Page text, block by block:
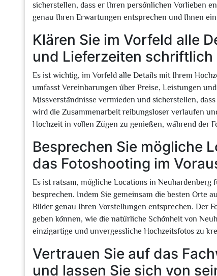
sicherstellen, dass er Ihren persönlichen Vorlieben
genau Ihren Erwartungen entsprechen und Ihnen
Klären Sie im Vorfeld alle
und Lieferzeiten schriftlich
Es ist wichtig, im Vorfeld alle Details mit Ihrem
umfasst Vereinbarungen über Preise, Leistungen
Missverständnisse vermieden und sicherstellen,
wird die Zusammenarbeit reibungsloser verlaufen
Hochzeit in vollen Zügen zu genießen, während der
Besprechen Sie mögliche
das Fotoshooting im
Es ist ratsam, mögliche Locations in Neuhardenberg
besprechen. Indem Sie gemeinsam die besten Orte
Bilder genau Ihren Vorstellungen entsprechen. Der
geben können, wie die natürliche Schönheit von
einzigartige und unvergessliche Hochzeitsfotos zu
Vertrauen Sie auf das
und lassen Sie sich von